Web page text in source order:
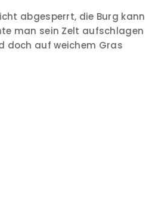
abgesperrt, die Burg kann
man sein Zelt aufschlagen
doch auf weichem Gras